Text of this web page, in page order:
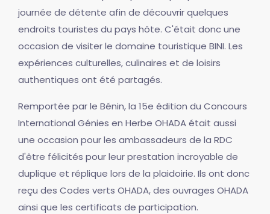
journée de détente afin de découvrir quelques
endroits touristes du pays hôte. C'était donc une
occasion de visiter le domaine touristique BINI. Les
expériences culturelles, culinaires et de loisirs
authentiques ont été partagés.
Remportée par le Bénin, la 15e édition du Concours
International Génies en Herbe OHADA était aussi
une occasion pour les ambassadeurs de la RDC
d'être félicités pour leur prestation incroyable de
duplique et réplique lors de la plaidoirie. Ils ont donc
reçu des Codes verts OHADA, des ouvrages OHADA
ainsi que les certificats de participation.